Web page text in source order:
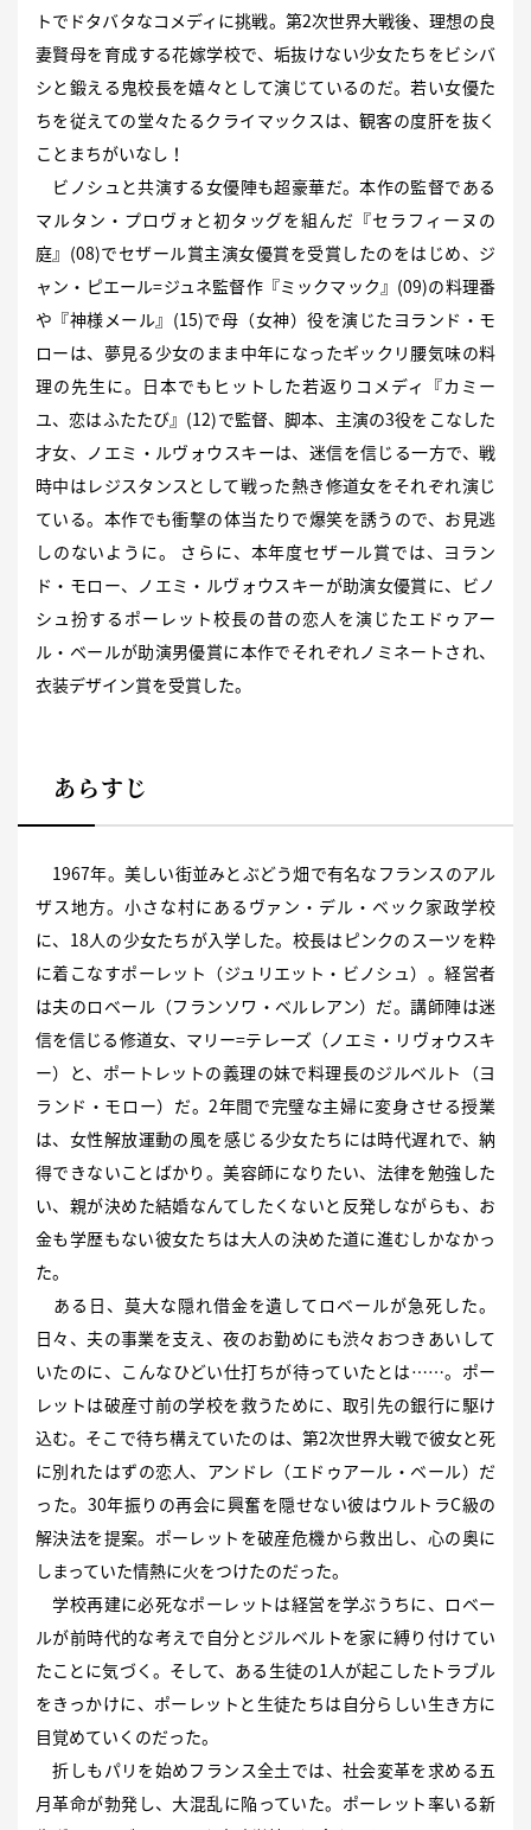
トでドタバタなコメディに挑戦。第2次世界大戦後、理想の良
妻賢母を育成する花嫁学校で、垢抜けない少女たちをビシバ
シと鍛える鬼校長を嬉々として演じているのだ。若い女優た
ちを従えての堂々たるクライマックスは、観客の度肝を抜く
ことまちがいなし！
ビノシュと共演する女優陣も超豪華だ。本作の監督である
マルタン・プロヴォと初タッグを組んだ『セラフィーヌの
庭』(08)でセザール賞主演女優賞を受賞したのをはじめ、ジ
ャン・ピエール=ジュネ監督作『ミックマック』(09)の料理番
や『神様メール』(15)で母（女神）役を演じたヨランド・モ
ローは、夢見る少女のまま中年になったギックリ腰気味の料
理の先生に。日本でもヒットした若返りコメディ『カミー
ユ、恋はふたたび』(12)で監督、脚本、主演の3役をこなした
才女、ノエミ・ルヴォウスキーは、迷信を信じる一方で、戦
時中はレジスタンスとして戦った熱き修道女をそれぞれ演じ
ている。本作でも衝撃の体当たりで爆笑を誘うので、お見逃
しのないように。 さらに、本年度セザール賞では、ヨラン
ド・モロー、ノエミ・ルヴォウスキーが助演女優賞に、ビノ
シュ扮するポーレット校長の昔の恋人を演じたエドゥアー
ル・ベールが助演男優賞に本作でそれぞれノミネートされ、
衣装デザイン賞を受賞した。
あらすじ
1967年。美しい街並みとぶどう畑で有名なフランスのアル
ザス地方。小さな村にあるヴァン・デル・ベック家政学校
に、18人の少女たちが入学した。校長はピンクのスーツを粋
に着こなすポーレット（ジュリエット・ビノシュ）。経営者
は夫のロベール（フランソワ・ベルレアン）だ。講師陣は迷
信を信じる修道女、マリー=テレーズ（ノエミ・リヴォウスキ
ー）と、ポートレットの義理の妹で料理長のジルベルト（ヨ
ランド・モロー）だ。2年間で完璧な主婦に変身させる授業
は、女性解放運動の風を感じる少女たちには時代遅れで、納
得できないことばかり。美容師になりたい、法律を勉強した
い、親が決めた結婚なんてしたくないと反発しながらも、お
金も学歴もない彼女たちは大人の決めた道に進むしかなかっ
た。
ある日、莫大な隠れ借金を遺してロベールが急死した。
日々、夫の事業を支え、夜のお勤めにも渋々おつきあいして
いたのに、こんなひどい仕打ちが待っていたとは……。ポー
レットは破産寸前の学校を救うために、取引先の銀行に駆け
込む。そこで待ち構えていたのは、第2次世界大戦で彼女と死
に別れたはずの恋人、アンドレ（エドゥアール・ベール）だ
った。30年振りの再会に興奮を隠せない彼はウルトラC級の
解決法を提案。ポーレットを破産危機から救出し、心の奥に
しまっていた情熱に火をつけたのだった。
学校再建に必死なポーレットは経営を学ぶうちに、ロベー
ルが前時代的な考えで自分とジルベルトを家に縛り付けてい
たことに気づく。そして、ある生徒の1人が起こしたトラブル
をきっかけに、ポーレットと生徒たちは自分らしい生き方に
目覚めていくのだった。
折しもパリを始めフランス全土では、社会変革を求める五
月革命が勃発し、大混乱に陥っていた。ポーレット率いる新